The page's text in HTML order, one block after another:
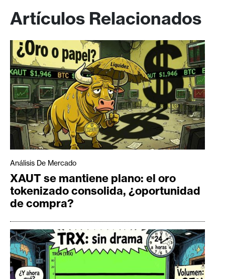
Artículos Relacionados
Análisis De Mercado
XAUT se mantiene plano: el oro
tokenizado consolida, ¿oportunidad
de compra?